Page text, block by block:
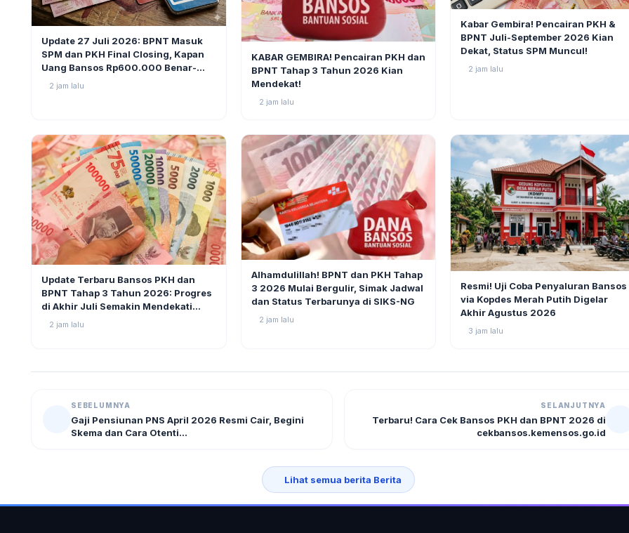
Update 27 Juli 2026: BPNT Masuk
SPM dan PKH Final Closing, Kapan
Uang Bansos Rp600.000 Benar-
benar Cair?
2 jam lalu
KABAR GEMBIRA! Pencairan PKH dan
BPNT Tahap 3 Tahun 2026 Kian
Mendekat!
2 jam lalu
Kabar Gembira! Pencairan PKH &
BPNT Juli-September 2026 Kian
Dekat, Status SPM Muncul!
2 jam lalu
Update Terbaru Bansos PKH dan
BPNT Tahap 3 Tahun 2026: Progres
di Akhir Juli Semakin Mendekati
Pencairan
2 jam lalu
Alhamdulillah! BPNT dan PKH Tahap
3 2026 Mulai Bergulir, Simak Jadwal
dan Status Terbarunya di SIKS-NG
2 jam lalu
Resmi! Uji Coba Penyaluran Bansos
via Kopdes Merah Putih Digelar
Akhir Agustus 2026
3 jam lalu
SEBELUMNYA
Gaji Pensiunan PNS April 2026 Resmi Cair, Begini
Skema dan Cara Otenti...
SELANJUTNYA
Terbaru! Cara Cek Bansos PKH dan BPNT 2026 di
cekbansos.kemensos.go.id
Lihat semua berita Berita